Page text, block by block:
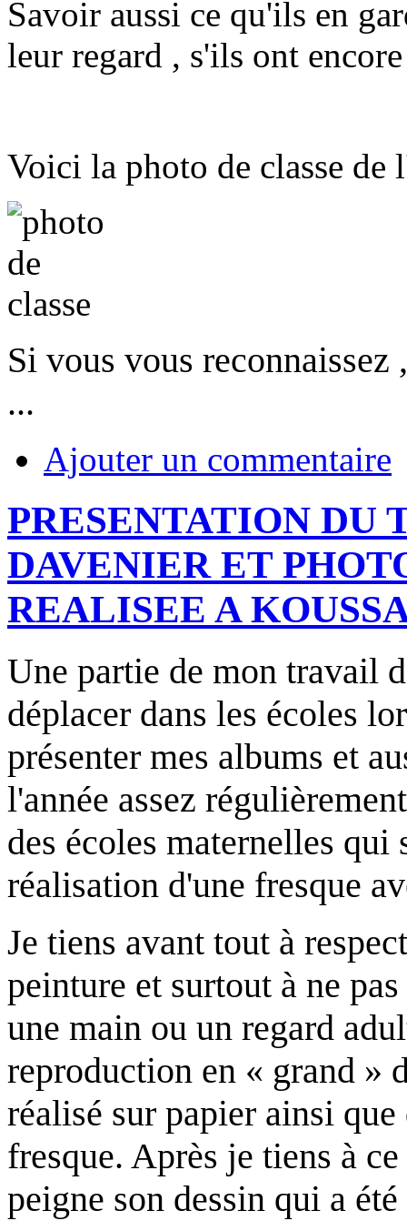
Savoir aussi ce qu'ils en
leur regard , s'ils ont
Voici la photo de classe de
Si vous vous reconnaissez
...
Ajouter un commentaire
PRESENTATION DU
DAVENIER ET
REALISEE A
Une partie de mon travail
déplacer dans les écoles
présenter mes albums et
l'année assez
des écoles maternelles
réalisation d'une fresque
Je tiens avant tout à
peinture et surtout à ne
une main ou un regard
reproduction en « grand »
réalisé sur papier ainsi
fresque. Après je tiens à
peigne son dessin qui a